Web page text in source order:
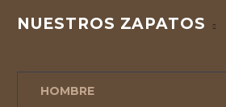
NUESTROS ZAPATOS
HOMBRE